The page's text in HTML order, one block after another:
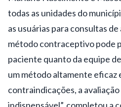
todas as unidades do
as usuárias para consultas de
método contraceptivo pode
paciente quanto da equipe
um método altamente eficaz
contraindicações, a